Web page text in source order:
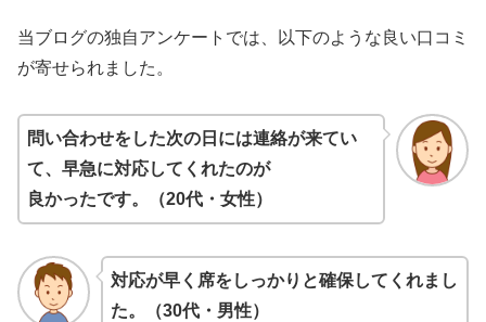
当ブログの独自アンケートでは、以下のような良い口コミ
が寄せられました。
問い合わせをした次の日には連絡が来てい
て、早急に対応してくれたのが
良かったです。（20代・女性）
対応が早く席をしっかりと確保してくれまし
た。（30代・男性）